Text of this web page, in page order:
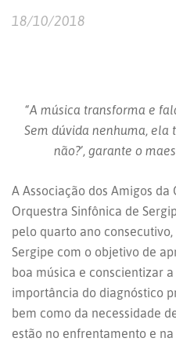
18/10/2018
“A música transforma e
Sem dúvida nenhuma, ela
não?’, garante o
A Associação dos Amigos da
Orquestra Sinfônica de
pelo quarto ano
Sergipe com o objetivo de
boa música e conscientizar
importância do diagnóstico
bem como da necessidade
estão no enfrentamento e